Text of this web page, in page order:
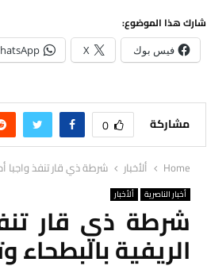
شارك هذا الموضوع:
فيس بوك X
مشاركة 0
Home ألأخبار شرطة ذي قار تنفذ واجبا
أخبار الناصرية ألأخبار
شرطة ذي قار
الريفية